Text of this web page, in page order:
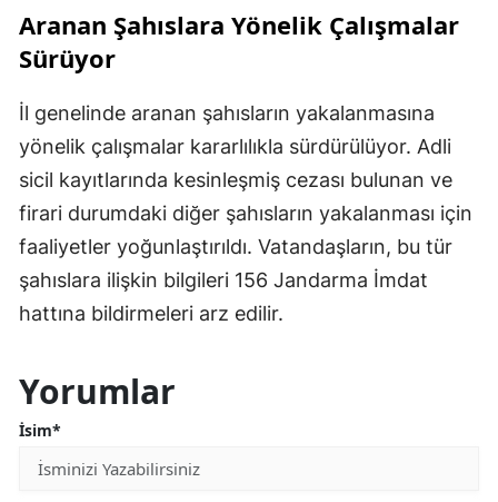
Aranan Şahıslara Yönelik Çalışmalar
Sürüyor
İl genelinde aranan şahısların yakalanmasına
yönelik çalışmalar kararlılıkla sürdürülüyor. Adli
sicil kayıtlarında kesinleşmiş cezası bulunan ve
firari durumdaki diğer şahısların yakalanması için
faaliyetler yoğunlaştırıldı. Vatandaşların, bu tür
şahıslara ilişkin bilgileri 156 Jandarma İmdat
hattına bildirmeleri arz edilir.
Yorumlar
İsim*